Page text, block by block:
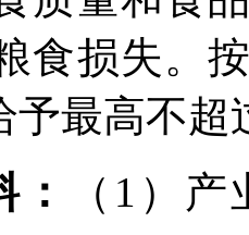
食损失。
予最高不
（1）